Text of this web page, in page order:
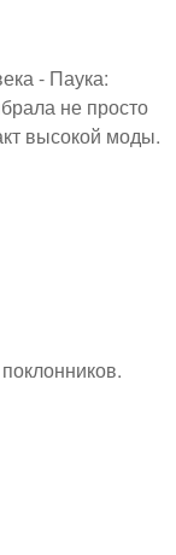
- Паука:
не просто
высокой моды.